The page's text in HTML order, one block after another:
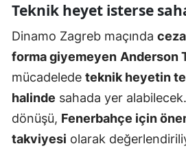
Teknik heyet isterse
Dinamo Zagreb maçında
forma giyemeyen Anderson
mücadelede teknik heyetin
halinde sahada yer alabilecek.
dönüşü, Fenerbahçe için
takviyesi olarak